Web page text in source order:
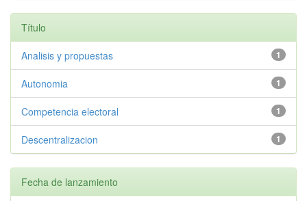
Título
1
Analisis y propuestas
1
Autonomia
1
Competencia electoral
1
Descentralizacion
Fecha de lanzamiento